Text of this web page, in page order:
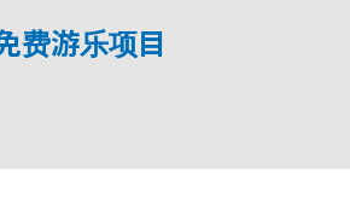
费游乐项目